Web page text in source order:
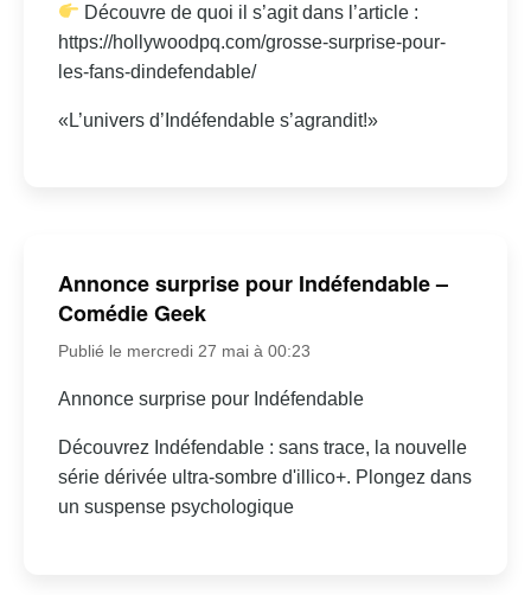
Découvre de quoi il s’agit dans l’article :
https://hollywoodpq.com/grosse-surprise-pour-
les-fans-dindefendable/
«L’univers d’Indéfendable s’agrandit!»
Annonce surprise pour Indéfendable –
Comédie Geek
Publié le mercredi 27 mai à 00:23
Annonce surprise pour Indéfendable
Découvrez Indéfendable : sans trace, la nouvelle
série dérivée ultra-sombre d'illico+. Plongez dans
un suspense psychologique